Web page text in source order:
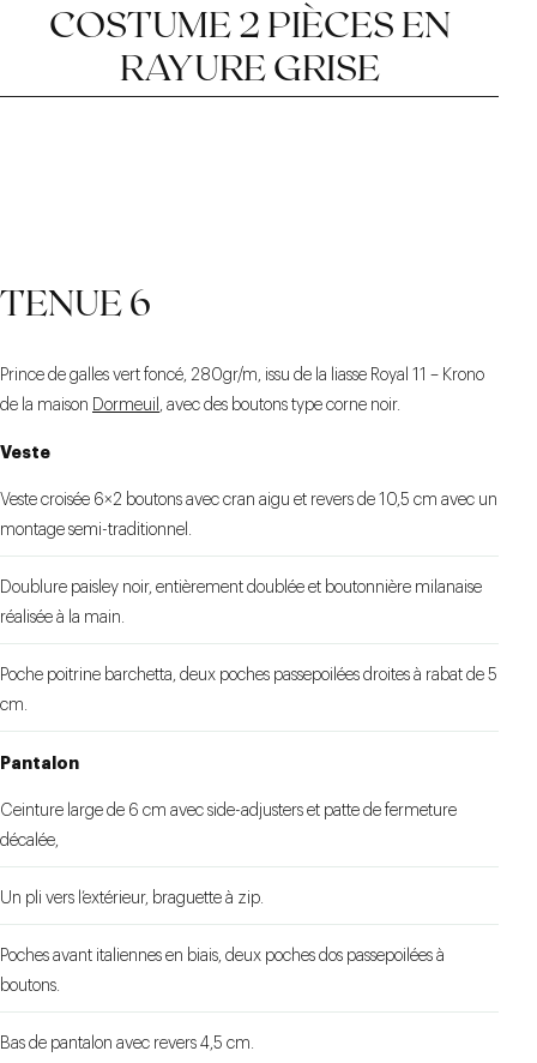
COSTUME 2 PIÈCES EN
RAYURE GRISE
CRAN AIGU ET REVERS
VESTE CROISÉE
CEINTURE À SIDE-
TENUE 6
Prince de galles vert foncé, 280gr/m, issu de la liasse Royal 11 – Krono
de la maison Dormeuil , avec des boutons type corne noir.
Veste
Veste croisée 6×2 boutons avec cran aigu et revers de 10,5 cm avec un
montage semi-traditionnel.
Doublure paisley noir, entièrement doublée et boutonnière milanaise
réalisée à la main.
Poche poitrine barchetta, deux poches passepoilées droites à rabat de 5
cm.
Pantalon
Ceinture large de 6 cm avec side-adjusters et patte de fermeture
décalée,
Un pli vers l’extérieur, braguette à zip.
Poches avant italiennes en biais, deux poches dos passepoilées à
boutons.
Bas de pantalon avec revers 4,5 cm.